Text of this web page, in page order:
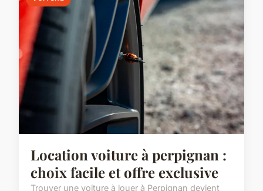
Location voiture à perpignan :
choix facile et offre exclusive
Trouver une voiture à louer à Perpignan devient